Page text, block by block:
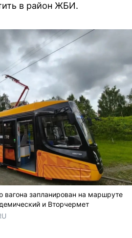
в район ЖБИ.
вагона запланирован на маршруте
и Вторчермет